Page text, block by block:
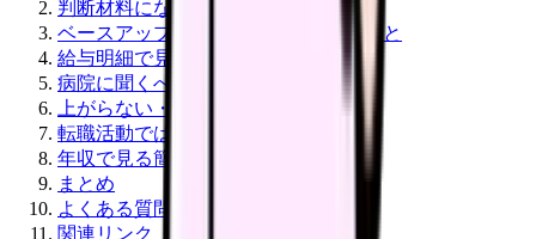
判断材料になる一次情報
ベースアップ評価料で誤解しやすいこと
給与明細で見る順番
病院に聞くべきこと
上がらない・分かりにくいケース
転職活動では求人票の内訳を見る
年収で見る簡易計算
まとめ
よくある質問
関連リンク